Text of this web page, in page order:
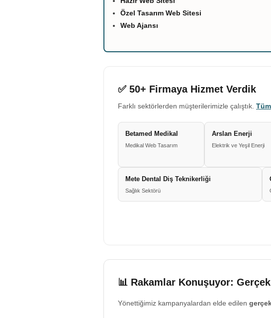
Özel Tasarım Web Sitesi
Web Ajansı
✅ 50+ Firmaya Hizmet Verdik
Farklı sektörlerden müşterilerimizle çalıştık.
Betamed Medikal
Medikal Web Tasarım
Arslan Enerji
Elektrik ve Yeşil Enerji
Mete Dental Diş Teknikerliği
Sağlık Sektörü
📊 Rakamlar Konuşuyor:
Yönettiğimiz kampanyalardan elde edilen